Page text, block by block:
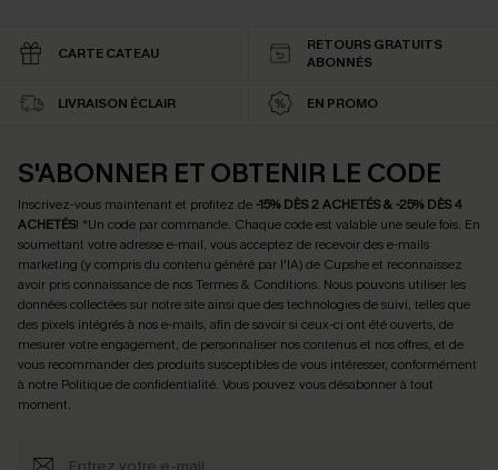
CARTE CATEAU
RETOURS GRATUITS
ABONNÉS
LIVRAISON ÉCLAIR EN PROMO
S'ABONNER ET OBTENIR LE CODE
Inscrivez-vous maintenant et profitez de -15% DÈS 2 ACHETÉS & -25% DÈS 4
ACHETÉS! *Un code par commande. Chaque code est valable une seule fois. En
soumettant votre adresse e-mail, vous acceptez de recevoir des e-mails
marketing (y compris du contenu généré par l'IA) de Cupshe et reconnaissez
avoir pris connaissance de nosTermes & Conditions. Nous pouvons utiliser les
données collectées sur notre site ainsi que des technologies de suivi, telles que
des pixels intégrés à nos e-mails, afin de savoir si ceux-ci ont été ouverts, de
mesurer votre engagement, de personnaliser nos contenus et nos offres, et de
vous recommander des produits susceptibles de vous intéresser, conformément
à notre Politique de confidentialité. Vous pouvez vous désabonner à tout
moment.